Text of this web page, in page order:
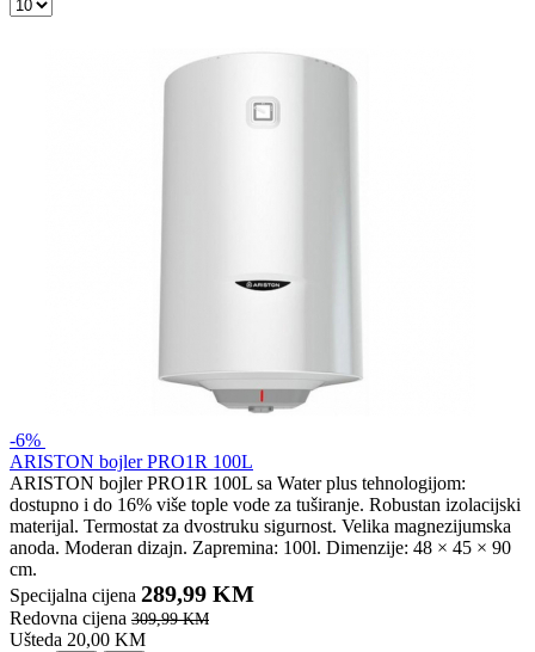
-6%
ARISTON bojler PRO1R 100L
ARISTON bojler PRO1R 100L sa Water plus tehnologijom:
dostupno i do 16% više tople vode za tuširanje. Robustan izolacijski
materijal. Termostat za dvostruku sigurnost. Velika magnezijumska
anoda. Moderan dizajn. Zapremina: 100l. Dimenzije: 48 × 45 × 90
cm.
Specijalna cijena 289,99 KM
Redovna cijena 309,99 KM
Ušteda 20,00 KM